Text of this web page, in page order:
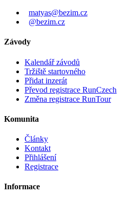
matyas@bezim.cz
@bezim.cz
Závody
Kalendář závodů
Tržiště startovného
Přidat inzerát
Převod registrace RunCzech
Změna registrace RunTour
Komunita
Články
Kontakt
Přihlášení
Registrace
Informace